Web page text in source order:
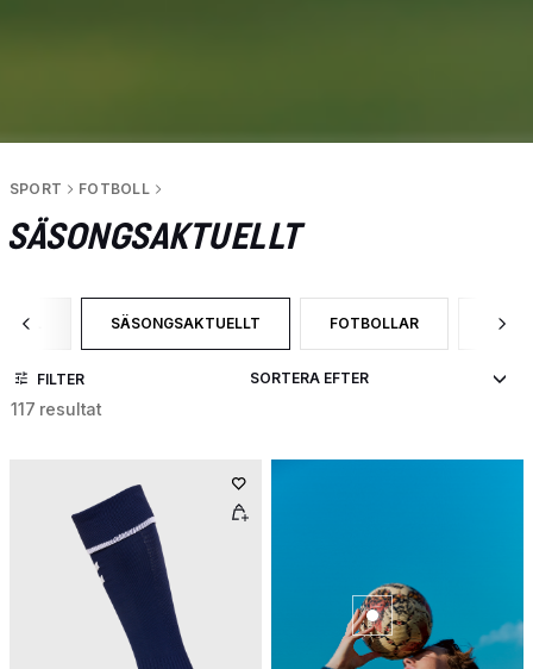
SPORT FOTBOLL
SÄSONGSAKTUELLT
EFTER CATEGORY: FOTBOLL
SÄSONGSAKTUELLT
VALD FÖR NÄRVARANDE SORTERAS DET EFTER
FOTBOLLAR
SORTERA EFTER
FILTER
117 resultat